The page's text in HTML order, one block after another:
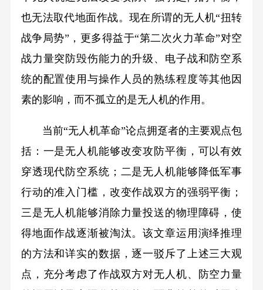
也无法取代地面作战。现在所谓的无人机“扭转
战争局势”，更多得益于“第二次火力革命”对空
战力量突防毁伤能力的升级、电子战和防空系
统的配置使用与操作人员的熟练程度等其他因
素的影响，而不孤立的是无人机的作用。
当前“无人机革命”论点拥趸者的主要观点包
括：一是无人机能够改变攻防平衡，可以有效
穿透现代防空系统；二是无人机能够降低军事
行动的准入门槛，改变作战双方的强弱平衡；
三是无人机能够消除力量投送的物理障碍，使
得地面作战逐渐被淘汰。该文章运用演绎推理
的方法和详实的数据，逐一驳斥了上述三大观
点，充分考虑了作战双方对无人机、防空力量